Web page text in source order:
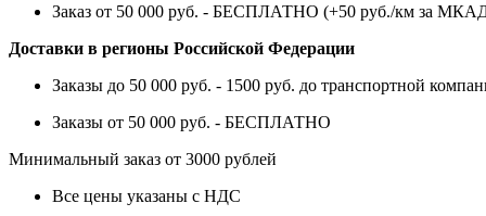
Заказ от 50 000 руб. - БЕСПЛАТНО (+50 руб./км за
Доставки в регионы Российской Федерации
Заказы до 50 000 руб. - 1500 руб. до транспортной
Заказы от 50 000 руб. - БЕСПЛАТНО
Минимальный заказ от 3000 рублей
Все цены указаны с НДС